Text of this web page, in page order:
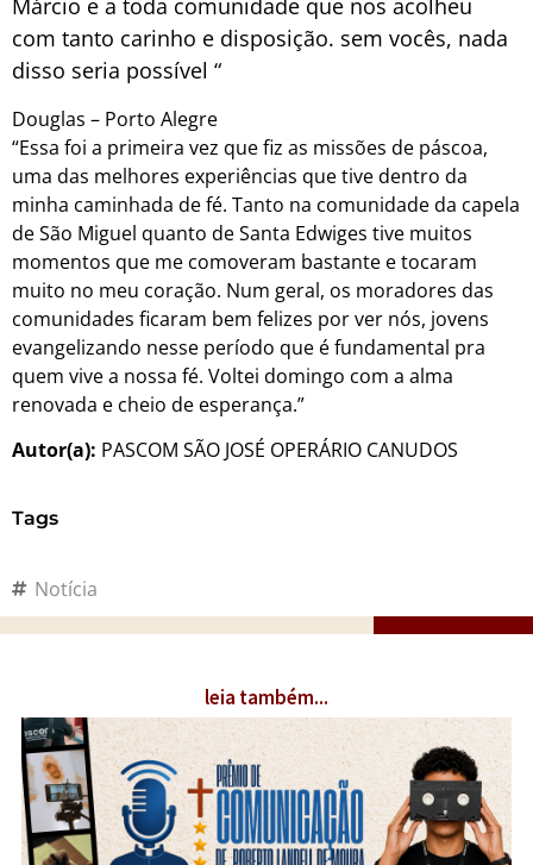
Márcio e a toda comunidade que nos acolheu
com tanto carinho e disposição. sem vocês, nada
disso seria possível “
Douglas – Porto Alegre
“Essa foi a primeira vez que fiz as missões de páscoa,
uma das melhores experiências que tive dentro da
minha caminhada de fé. Tanto na comunidade da capela
de São Miguel quanto de Santa Edwiges tive muitos
momentos que me comoveram bastante e tocaram
muito no meu coração. Num geral, os moradores das
comunidades ficaram bem felizes por ver nós, jovens
evangelizando nesse período que é fundamental pra
quem vive a nossa fé. Voltei domingo com a alma
renovada e cheio de esperança.”
Autor(a): PASCOM SÃO JOSÉ OPERÁRIO CANUDOS
Tags
Notícia
leia também...